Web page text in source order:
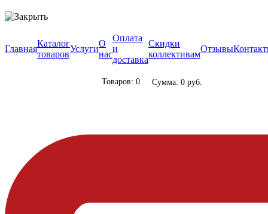
Главная
Каталог
товаров
Услуги
О
нас
Оплата
и
доставка
Скидки
коллективам
Отзывы
Товаров: 0 Сумма: 0 руб.